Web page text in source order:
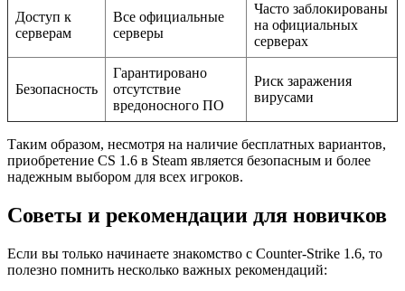
Доступ к
серверам
Все официальные
серверы
Часто заблокированы
на официальных
серверах
Безопасность
Гарантировано
отсутствие
вредоносного ПО
Риск заражения
вирусами
Таким образом, несмотря на наличие бесплатных вариантов,
приобретение CS 1.6 в Steam является безопасным и более
надежным выбором для всех игроков.
Советы и рекомендации для новичков
Если вы только начинаете знакомство с Counter-Strike 1.6, то
полезно помнить несколько важных рекомендаций: